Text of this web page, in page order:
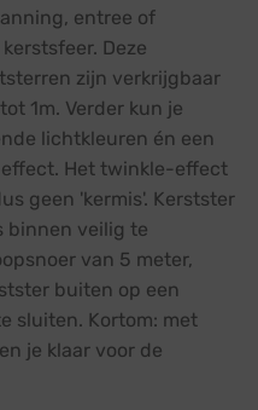
entree of
Deze
zijn verkrijgbaar
1m. Verder kun je
lichtkleuren én een
Het twinkle-effect
geen 'kermis'. Kerstster
binnen veilig te
van 5 meter,
buiten op een
sluiten. Kortom: met
je klaar voor de